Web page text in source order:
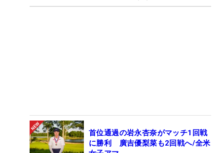
首位通過の岩永杏奈がマッチ1回戦
に勝利 廣吉優梨菜も2回戦へ/全米